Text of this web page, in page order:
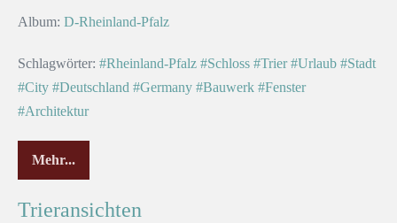
Album: D-Rheinland-Pfalz
Schlagwörter: #Rheinland-Pfalz #Schloss #Trier #Urlaub #Stadt
#City #Deutschland #Germany #Bauwerk #Fenster
#Architektur
Mehr...
Trieransichten